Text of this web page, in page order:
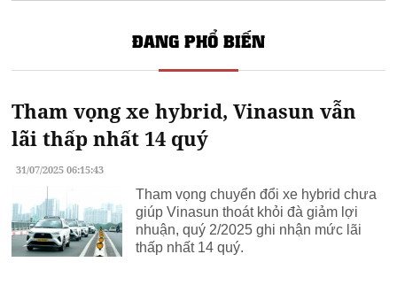
ĐANG PHỔ BIẾN
Tham vọng xe hybrid, Vinasun vẫn
lãi thấp nhất 14 quý
31/07/2025 06:15:43
Tham vọng chuyển đổi xe hybrid chưa
giúp Vinasun thoát khỏi đà giảm lợi
nhuận, quý 2/2025 ghi nhận mức lãi
thấp nhất 14 quý.